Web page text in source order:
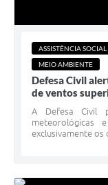
Links
Agenda
Notícias
Solicitação de
ASSISTÊNCIA SOCIAL
MEIO AMBIENTE
Defesa Civil
de ventos
A Defesa Civil
meteorológicas
exclusivamente os